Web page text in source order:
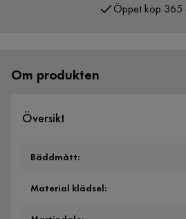
Över 400 000
Om produkten
Översikt
Bäddmått:
Material klädsel: